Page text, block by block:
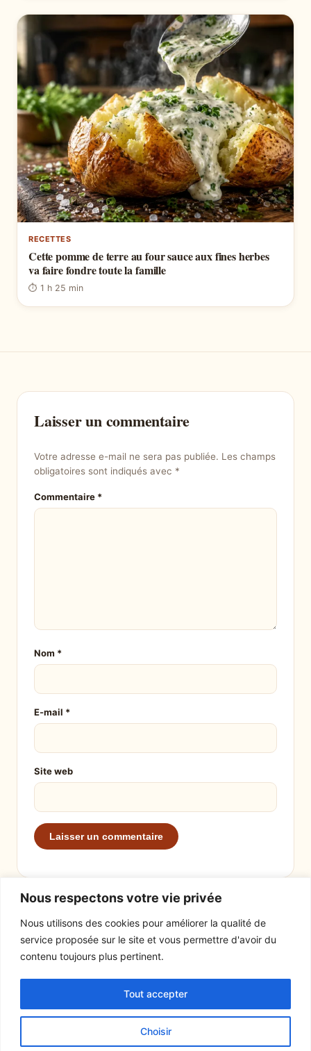
Nous respectons votre vie privée
Nous utilisons des cookies pour améliorer la qualité de
service proposée sur le site et vous permettre d'avoir du
contenu toujours plus pertinent.
Choisir
Tout accepter
RECETTES
Cette pomme de terre au four sauce aux fines herbes
va faire fondre toute la famille
⏱ 1 h 25 min
Laisser un commentaire
Votre adresse e-mail ne sera pas publiée. Les champs
obligatoires sont indiqués avec *
Commentaire *
Nom *
E-mail *
Site web
Actualités
Mentions légales